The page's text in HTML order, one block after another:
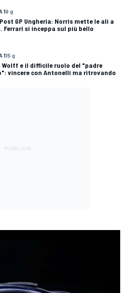
19 g
Post GP Ungheria: Norris mette le ali a
Ferrari si inceppa sul più bello
115 g
Wolff e il difficile ruolo del "padre
vincere con Antonelli ma ritrovando